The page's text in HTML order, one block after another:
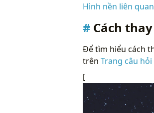
Hình nền liên
Cách
Để tìm hiểu cách
trên Trang câu
[